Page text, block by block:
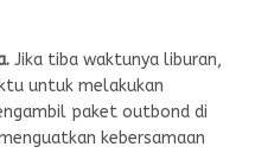
Jika tiba waktunya liburan,
untuk melakukan
paket outbond di
kebersamaan